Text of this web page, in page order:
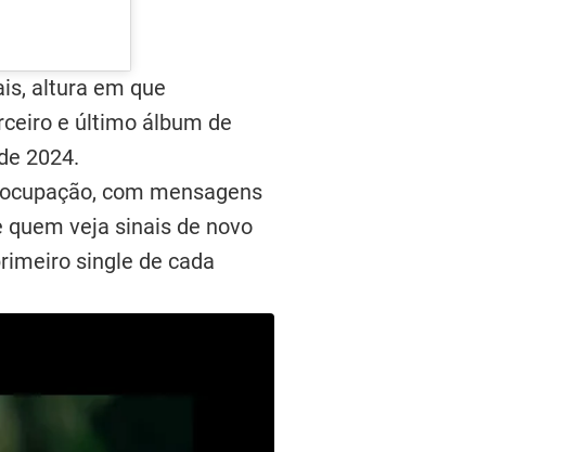
altura em que
e último álbum de
2024.
com mensagens
quem veja sinais de novo
single de cada